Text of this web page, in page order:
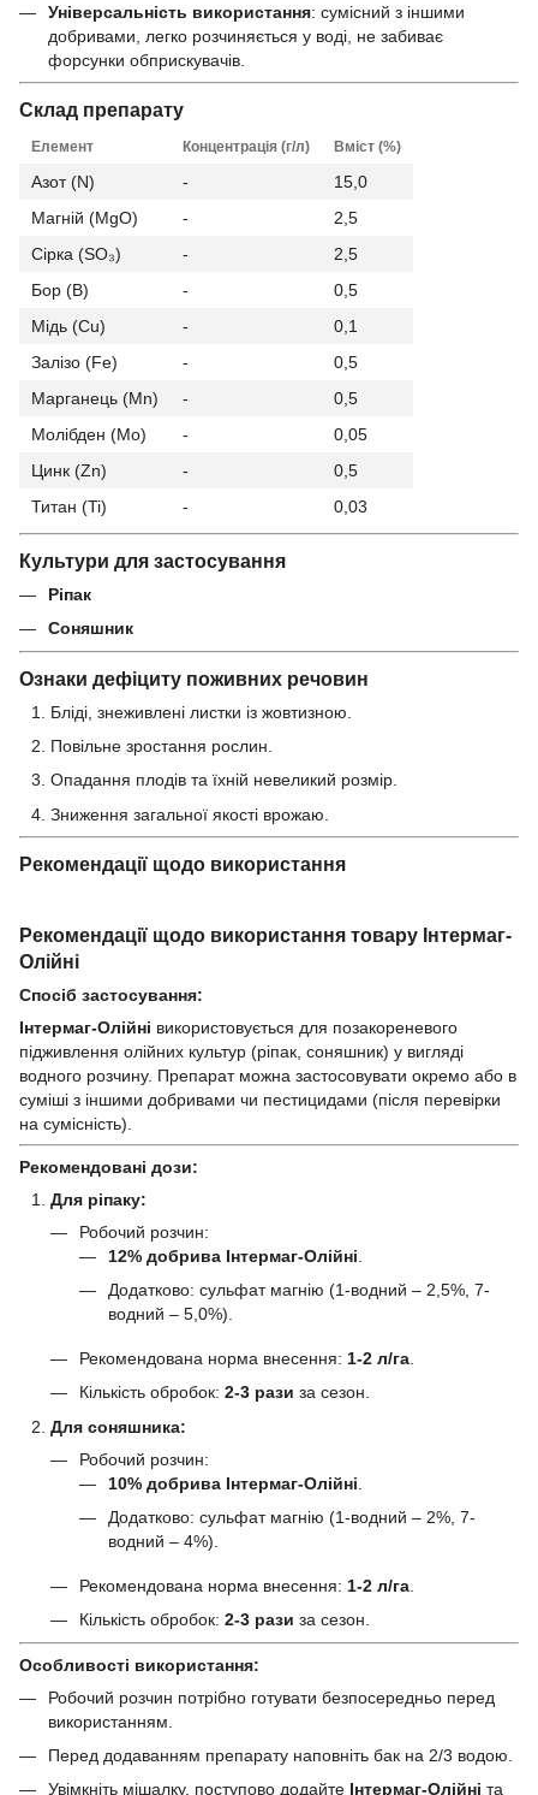
Універсальність використання: сумісний з іншими
добривами, легко розчиняється у воді, не забиває
форсунки обприскувачів.
Склад препарату
Елемент Концентрація (г/л) Вміст (%)
Азот (N) -
15,0
Магній (MgO)
-
2,5
Сірка (SO₃)
-
2,5
Бор (B)
-
0,5
Мідь (Cu)
-
0,1
Залізо (Fe)
-
0,5
Марганець (Mn)
-
0,5
Молібден (Mo)
-
0,05
Цинк (Zn)
-
0,5
Титан (Ti)
- 0,03
Культури для застосування
Ріпак
Соняшник
Ознаки дефіциту поживних речовин
Бліді, знеживлені листки із жовтизною.
Повільне зростання рослин.
Опадання плодів та їхній невеликий розмір.
Зниження загальної якості врожаю.
Рекомендації щодо використання
Рекомендації щодо використання товару Інтермаг-
Олійні
Спосіб застосування:
Інтермаг-Олійні використовується для позакореневого
підживлення олійних культур (ріпак, соняшник) у вигляді
водного розчину. Препарат можна застосовувати окремо або в
суміші з іншими добривами чи пестицидами (після перевірки
на сумісність).
Рекомендовані дози:
Для ріпаку:
Робочий розчин:
12% добрива Інтермаг-Олійні
Додатково: сульфат магнію (1-водний – 2,5%, 7-
водний – 5,0%).
Рекомендована норма внесення: 1-2 л/га
Кількість обробок: 2-3 рази за сезон.
Для соняшника:
Робочий розчин:
10% добрива Інтермаг-Олійні
Додатково: сульфат магнію (1-водний – 2%, 7-
водний – 4%).
Рекомендована норма внесення: 1-2 л/га
Кількість обробок: 2-3 рази за сезон.
Особливості використання:
Робочий розчин потрібно готувати безпосередньо перед
використанням.
Перед додаванням препарату наповніть бак на 2/3 водою.
Увімкніть мішалку, поступово додайте Інтермаг-Олійні та